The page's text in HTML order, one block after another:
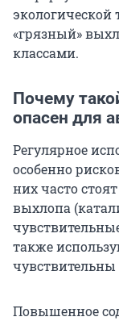
экологической
«грязный»
классами.
Почему
опасен для
Регулярное
особенно
них часто
выхлопа
также
Повышенное